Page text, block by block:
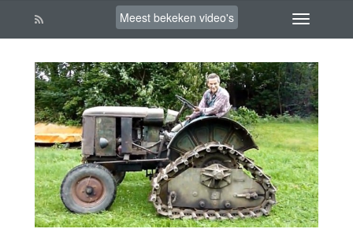
Meest bekeken video's